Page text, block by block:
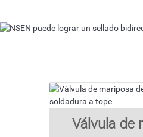
Válvula de